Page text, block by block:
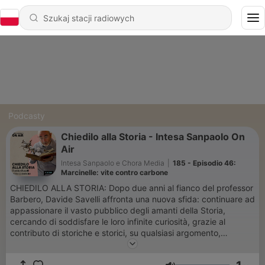
Podcasty
Chiedilo alla Storia - Intesa Sanpaolo On
Air
Intesa Sanpaolo e Chora Media
185 - Episodio 46:
Marcinelle: vite contro carbone
CHIEDILO ALLA STORIA: Dopo due anni al fianco del professor
Barbero, Davide Savelli affronta una nuova sfida: continuare ad
appassionare il vasto pubblico degli amanti della Storia,
cercando di soddisfare le loro infinite curiosità, grazie al
contributo di storiche e storici, su qualsiasi argomento,
personaggio e periodo. Ascoltate Chiedilo alla Storia! CHIEDILO